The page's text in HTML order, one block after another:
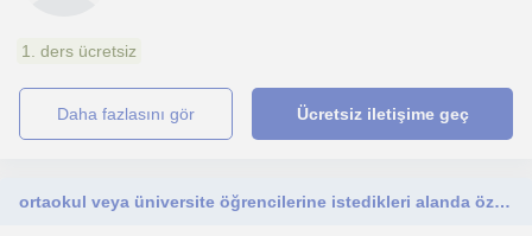
1. ders ücretsiz
daha fazlasını gör Ücretsiz iletişime geç
ortaokul veya üniversite öğrencilerine istedikleri alanda özel ders verebilirim